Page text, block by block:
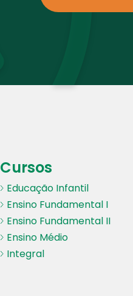
Cursos
Educação Infantil
Ensino Fundamental I
Ensino Fundamental II
Ensino Médio
Integral